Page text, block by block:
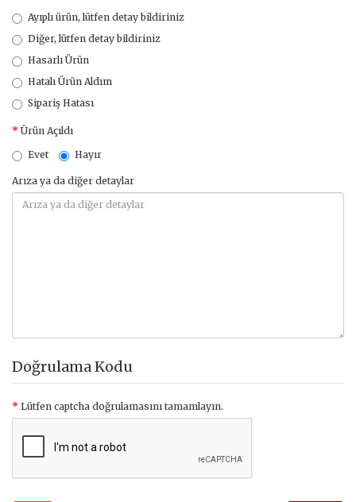
Ayıplı ürün, lütfen detay bildiriniz
Diğer, lütfen detay bildiriniz
Hasarlı Ürün
Hatalı Ürün Aldım
Sipariş Hatası
Ürün Açıldı
Evet
Hayır
Arıza ya da diğer detaylar
Doğrulama Kodu
Lütfen captcha doğrulamasını tamamlayın.